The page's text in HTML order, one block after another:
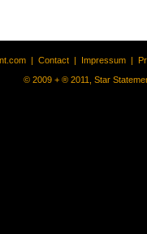
| Contact | Impressum |
© 2009 + ® 2011, Star